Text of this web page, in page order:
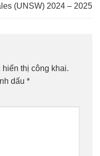
(UNSW) 2024 – 2025
thị công khai.
dấu *